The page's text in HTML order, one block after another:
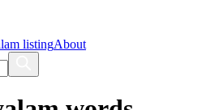
listingAbout